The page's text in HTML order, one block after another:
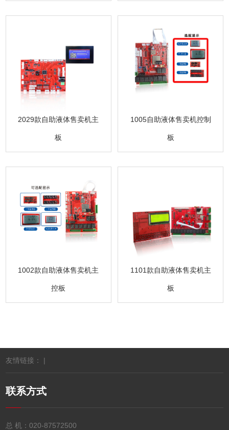
2029款自助液体售卖机主
板
1005自助液体售卖机控制
板
1002款自助液体售卖机主
控板
1101款自助液体售卖机主
板
友情链接： |
联系方式
总 机：020-87572500